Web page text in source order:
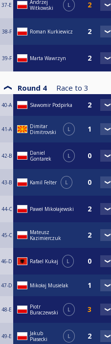
37-E
Andrzej
Witkowski
L
38-F Roman Kurkiewicz
39-F Marta Wawrzyn
Round 4 Race to 3
40-A Sławomir Podpirka
41-A
Dimitar
Dimitrovski
L
42-B
Daniel
Gontarek
L
43-B Kamil Felter L
44-C Paweł Mikołajewski
45-C
Mateusz
Kazimierczuk
46-D Rafael Kukaj L
47-D Mikołaj Musielak
48-E
Piotr
Buraczewski
L
49-E
Jakub
Piasecki
L